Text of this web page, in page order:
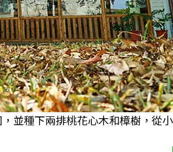
並種下兩排桃花心木和樟樹，從